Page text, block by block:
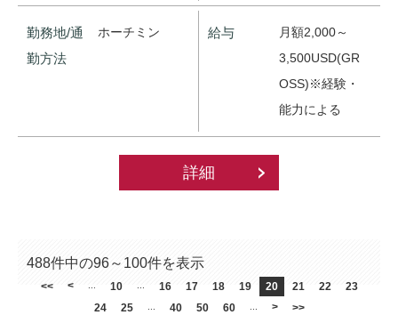
勤務地/通
勤方法
ホーチミン 給与
月額2,000～
3,500USD(GR
OSS)※経験・
能力による
詳細
488件中の96～100件を表示
<< < 10 16 17 18 19 20 21 22
23
24
25 40 50 60 > >>